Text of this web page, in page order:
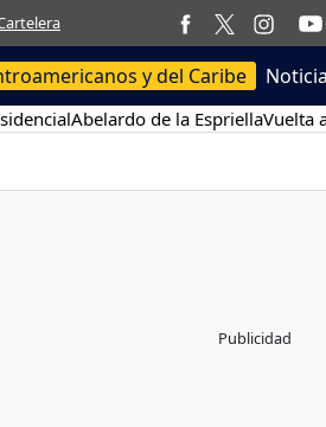
y del Caribe
Abelardo de la EspriellaVuelta